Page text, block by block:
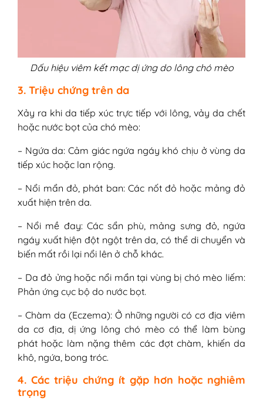
Dấu hiệu viêm kết mạc dị ứng do lông chó mèo
3. Triệu chứng trên da
Xảy ra khi da tiếp xúc trực tiếp với lông, vảy da chết
hoặc nước bọt của chó mèo:
– Ngứa da: Cảm giác ngứa ngáy khó chịu ở vùng da
tiếp xúc hoặc lan rộng.
– Nổi mẩn đỏ, phát ban: Các nốt đỏ hoặc mảng đỏ
xuất hiện trên da.
– Nổi mề đay: Các sẩn phù, mảng sưng đỏ, ngứa
ngáy xuất hiện đột ngột trên da, có thể di chuyển và
biến mất rồi lại nổi lên ở chỗ khác.
– Da đỏ ửng hoặc nổi mẩn tại vùng bị chó mèo liếm:
Phản ứng cục bộ do nước bọt.
– Chàm da (Eczema): Ở những người có cơ địa viêm
da cơ địa, dị ứng lông chó mèo có thể làm bùng
phát hoặc làm nặng thêm các đợt chàm, khiến da
khô, ngứa, bong tróc.
4. Các triệu chứng ít gặp hơn hoặc nghiêm
trọng